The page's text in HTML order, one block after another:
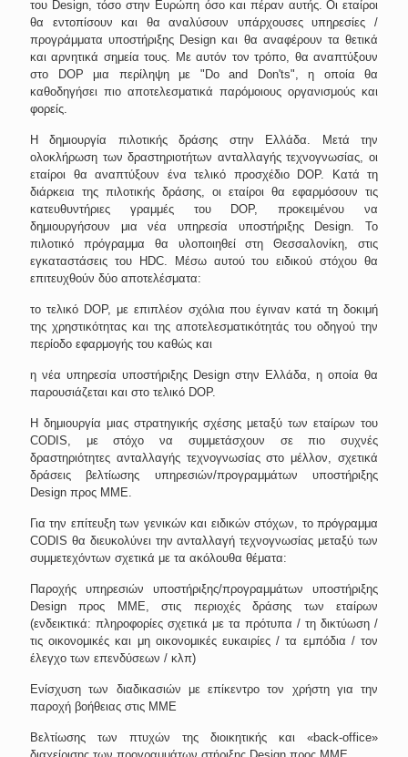
του Design, τόσο στην Ευρώπη όσο και πέραν αυτής. Οι εταίροι
θα εντοπίσουν και θα αναλύσουν υπάρχουσες υπηρεσίες /
προγράμματα υποστήριξης Design και θα αναφέρουν τα θετικά
και αρνητικά σημεία τους. Με αυτόν τον τρόπο, θα αναπτύξουν
στο DOP μια περίληψη με "Do and Don'ts", η οποία θα
καθοδηγήσει πιο αποτελεσματικά παρόμοιους οργανισμούς και
φορείς.
Η δημιουργία πιλοτικής δράσης στην Ελλάδα. Μετά την
ολοκλήρωση των δραστηριοτήτων ανταλλαγής τεχνογνωσίας, οι
εταίροι θα αναπτύξουν ένα τελικό προσχέδιο DOP. Κατά τη
διάρκεια της πιλοτικής δράσης, οι εταίροι θα εφαρμόσουν τις
κατευθυντήριες γραμμές του DOP, προκειμένου να
δημιουργήσουν μια νέα υπηρεσία υποστήριξης
Design. Το
πιλοτικό πρόγραμμα θα υλοποιηθεί στη Θεσσαλονίκη, στις
εγκαταστάσεις του
HDC. Μέσω αυτού του ειδικού στόχου θα
επιτευχθούν δύο αποτελέσματα:
το τελικό DOP, με επιπλέον σχόλια που έγιναν κατά τη δοκιμή
της χρηστικότητας και της αποτελεσματικότητάς του οδηγού την
περίοδο εφαρμογής του καθώς και
η νέα υπηρεσία υποστήριξης Design στην Ελλάδα, η οποία θα
παρουσιάζεται και στο τελικό DOP.
Η δημιουργία μιας στρατηγικής σχέσης μεταξύ των εταίρων του
CODIS, με στόχο να συμμετάσχουν σε πιο συχνές
δραστηριότητες ανταλλαγής τεχνογνωσίας στο μέλλον, σχετικά
δράσεις βελτίωσης υπηρεσιών/προγραμμάτων υποστήριξης
Design προς ΜΜΕ.
Για την επίτευξη των γενικών και ειδικών στόχων, το πρόγραμμα
CODIS θα διευκολύνει την ανταλλαγή τεχνογνωσίας μεταξύ των
συμμετεχόντων σχετικά με τα ακόλουθα θέματα:
Παροχής υπηρεσιών υποστήριξης/προγραμμάτων υποστήριξης
Design προς ΜΜΕ, στις περιοχές δράσης των εταίρων
(ενδεικτικά: πληροφορίες σχετικά με τα πρότυπα / τη δικτύωση /
τις οικονομικές και μη οικονομικές ευκαιρίες / τα εμπόδια / τον
έλεγχο των επενδύσεων / κλπ)
Ενίσχυση των διαδικασιών με επίκεντρο τον χρήστη για την
παροχή βοήθειας στις ΜΜΕ
Βελτίωσης των πτυχών της διοικητικής και «back-office»